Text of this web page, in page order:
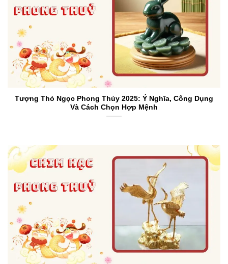
Tượng Thỏ Ngọc Phong Thủy 2025: Ý Nghĩa, Công Dụng
Và Cách Chọn Hợp Mệnh